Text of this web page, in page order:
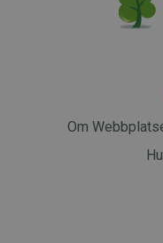
Om